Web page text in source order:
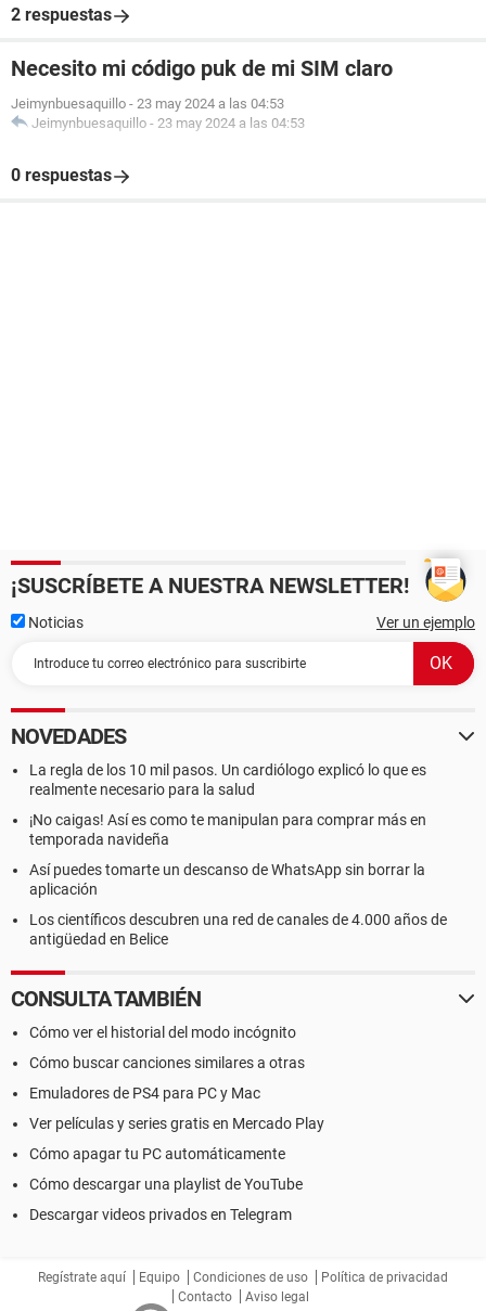
2 respuestas
Necesito mi código puk de mi SIM claro
Jeimynbuesaquillo - 23 may 2024 a las 04:53
Jeimynbuesaquillo - 23 may 2024 a las 04:53
0 respuestas
¡SUSCRÍBETE A NUESTRA NEWSLETTER!
Noticias Ver un ejemplo
NOVEDADES
La regla de los 10 mil pasos. Un cardiólogo explicó lo que es
realmente necesario para la salud
¡No caigas! Así es como te manipulan para comprar más en
temporada navideña
Así puedes tomarte un descanso de WhatsApp sin borrar la
aplicación
Los científicos descubren una red de canales de 4.000 años de
antigüedad en Belice
CONSULTA TAMBIÉN
Cómo ver el historial del modo incógnito
Cómo buscar canciones similares a otras
Emuladores de PS4 para PC y Mac
Ver películas y series gratis en Mercado Play
Cómo apagar tu PC automáticamente
Cómo descargar una playlist de YouTube
Descargar videos privados en Telegram
Regístrate aquí Equipo Condiciones de uso
Política de privacidad
Contacto
Aviso legal